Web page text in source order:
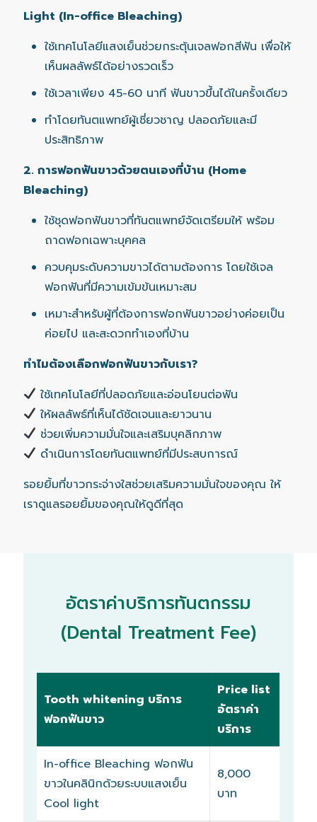
Light (In-office Bleaching)
ใช้เทคโนโลยีแสงเย็นช่วยกระตุ้นเจลฟอกสีฟัน เพื่อให้
เห็นผลลัพธ์ได้อย่างรวดเร็ว
ใช้เวลาเพียง 45-60 นาที ฟันขาวขึ้นได้ในครั้งเดียว
ทำโดยทันตแพทย์ผู้เชี่ยวชาญ ปลอดภัยและมี
ประสิทธิภาพ
2. การฟอกฟันขาวด้วยตนเองที่บ้าน (Home
Bleaching)
ใช้ชุดฟอกฟันขาวที่ทันตแพทย์จัดเตรียมให้ พร้อม
ถาดฟอกเฉพาะบุคคล
ควบคุมระดับความขาวได้ตามต้องการ โดยใช้เจล
ฟอกฟันที่มีความเข้มข้นเหมาะสม
เหมาะสำหรับผู้ที่ต้องการฟอกฟันขาวอย่างค่อยเป็น
ค่อยไป และสะดวกทำเองที่บ้าน
ทำไมต้องเลือกฟอกฟันขาวกับเรา?
ใช้เทคโนโลยีที่ปลอดภัยและอ่อนโยนต่อฟัน
ให้ผลลัพธ์ที่เห็นได้ชัดเจนและยาวนาน
ช่วยเพิ่มความมั่นใจและเสริมบุคลิกภาพ
ดำเนินการโดยทันตแพทย์ที่มีประสบการณ์
รอยยิ้มที่ขาวกระจ่างใสช่วยเสริมความมั่นใจของคุณ ให้
เราดูแลรอยยิ้มของคุณให้ดูดีที่สุด
อัตราค่าบริการทันตกรรม
(Dental Treatment Fee)
Tooth whitening บริการ
ฟอกฟันขาว
Price list
อัตราค่า
บริการ
In-office Bleaching ฟอกฟัน
ขาวในคลินิกด้วยระบบแสงเย็น
Cool light
8,000
บาท